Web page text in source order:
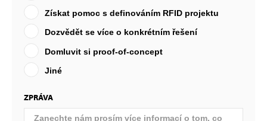
Získat pomoc s definováním RFID projektu
Dozvědět se více o konkrétním řešení
Domluvit si proof-of-concept
Jiné
ZPRÁVA